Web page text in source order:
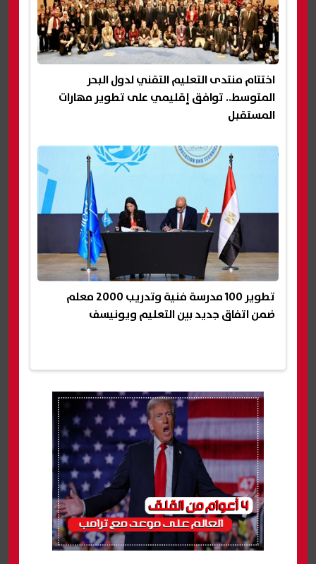
اختتام منتدى التعليم التقني لدول البحر
المتوسط.. توافق إقليمي على تطوير مهارات
المستقبل
تطوير 100 مدرسة فنية وتدريب 2000 معلم
ضمن اتفاق جديد بين التعليم ويونيسف